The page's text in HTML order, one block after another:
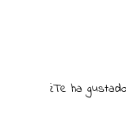
¿Te ha